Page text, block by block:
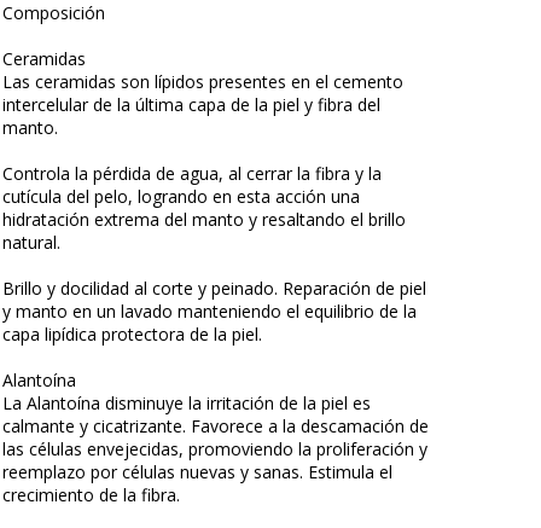
Composición
Ceramidas
Las ceramidas son lípidos presentes en el cemento
intercelular de la última capa de la piel y fibra del
manto.
Controla la pérdida de agua, al cerrar la fibra y la
cutícula del pelo, logrando en esta acción una
hidratación extrema del manto y resaltando el brillo
natural.
Brillo y docilidad al corte y peinado. Reparación de piel
y manto en un lavado manteniendo el equilibrio de la
capa lipídica protectora de la piel.
Alantoína
La Alantoína disminuye la irritación de la piel es
calmante y cicatrizante. Favorece a la descamación de
las células envejecidas, promoviendo la proliferación y
reemplazo por células nuevas y sanas. Estimula el
crecimiento de la fibra.